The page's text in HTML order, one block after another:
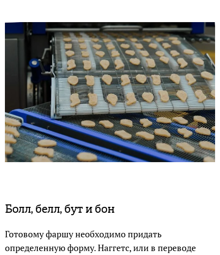
Болл, белл, бут и бон
Готовому фаршу необходимо придать
определенную форму. Наггетс, или в переводе